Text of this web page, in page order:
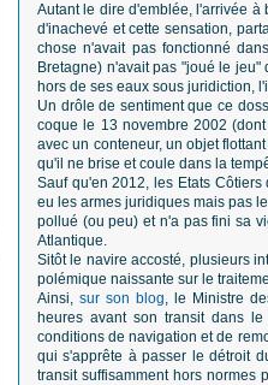
Autant le dire d'emblée, l'arrivée à
d'inachevé et cette sensation,
chose n'avait pas fonctionné
Bretagne) n'avait pas "joué le
hors de ses eaux sous juridiction,
Un drôle de sentiment que ce
coque le 13 novembre 2002
avec un conteneur, un objet
qu'il ne brise et coule dans la
Sauf qu'en 2012, les Etats
eu les armes juridiques mais pas
pollué (ou peu) et n'a pas fini sa
Atlantique.
Sitôt le navire accosté, plusieurs
polémique naissante sur le
Ainsi, sur son blog, le Ministre
heures avant son transit dans
conditions de navigation et de
qui s'apprête à passer le détroit
transit suffisamment hors normes